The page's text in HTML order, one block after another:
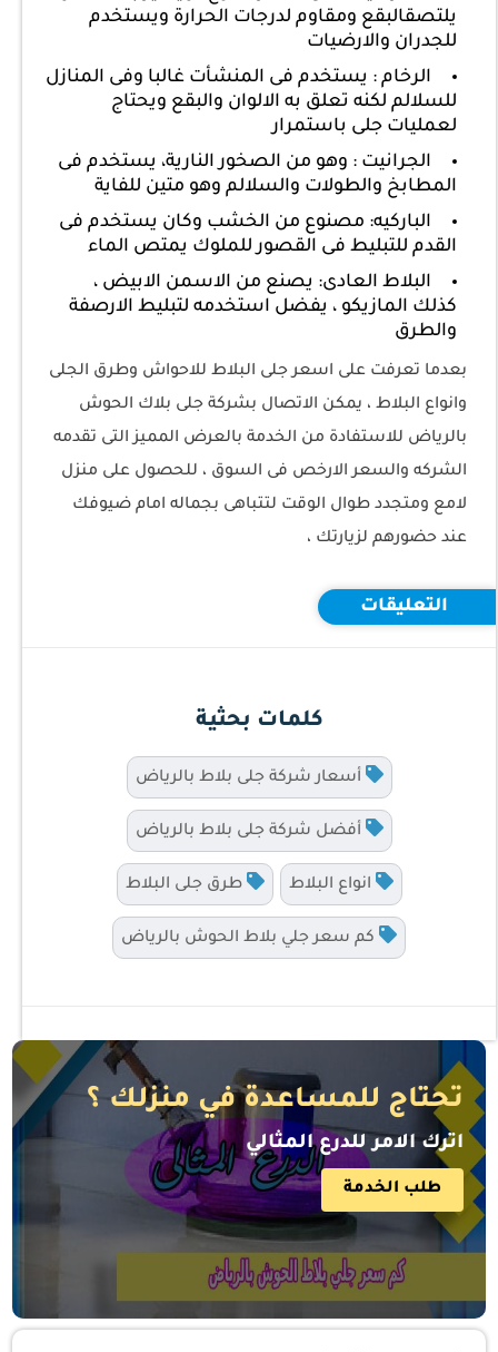
يلتصقالبقع ومقاوم لدرجات الحرارة ويستخدم
للجدران والارضيات
الرخام : يستخدم فى المنشأت غالبا وفى المنازل
للسلالم لكنه تعلق به الالوان والبقع ويحتاج
لعمليات جلى باستمرار
الجرانيت : وهو من الصخور النارية، يستخدم فى
المطابخ والطولات والسلالم وهو متين للفاية
الباركيه: مصنوع من الخشب وكان يستخدم فى
القدم للتبليط فى القصور للملوك يمتص الماء
البلاط العادى: يصنع من الاسمن الابيض ،
كذلك المازيكو ، يفضل استخدمه لتبليط الارصفة
والطرق
بعدما تعرفت على اسعر جلى البلاط للاحواش وطرق الجلى
وانواع البلاط ، يمكن الاتصال بشركة جلى بلاك الحوش
بالرياض للاستفادة من الخدمة بالعرض المميز التى تقدمه
الشركه والسعر الارخص فى السوق ، للحصول على منزل
لامع ومتجدد طوال الوقت لتتباهى بجماله امام ضيوفك
عند حضورهم لزيارتك ،
التعليقات
كلمات بحثية
أسعار شركة جلى بلاط بالرياض
أفضل شركة جلى بلاط بالرياض
انواع البلاط طرق جلى البلاط
كم سعر جلي بلاط الحوش بالرياض
تحتاج للمساعدة في منزلك ؟
اترك الامر للدرع المثالي
طلب الخدمة